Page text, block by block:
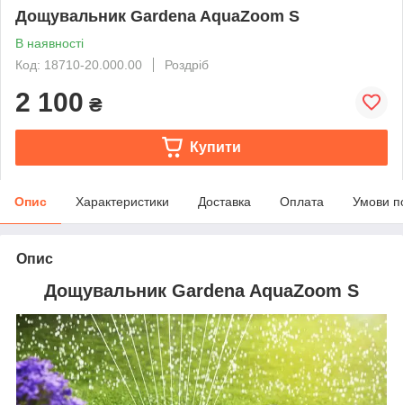
Дощувальник Gardena AquaZoom S
В наявності
Код: 18710-20.000.00
Роздріб
2 100 ₴
Купити
Опис Характеристики Доставка Оплата Умови
Опис
Дощувальник Gardena AquaZoom S